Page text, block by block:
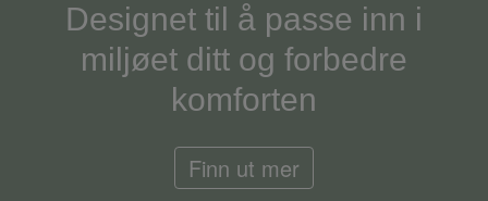
Designet til å passe inn i
miljøet ditt og forbedre
komforten
Finn ut mer